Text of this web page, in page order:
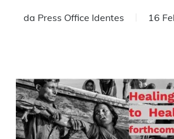
da Press Office Identes 16